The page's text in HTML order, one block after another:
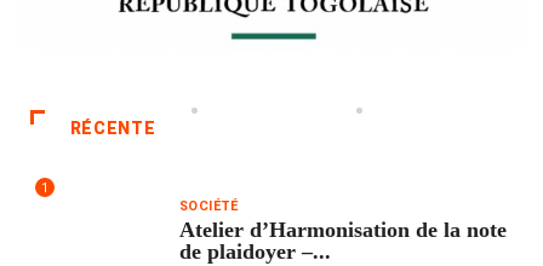
RÉCENTE
1
SOCIÉTÉ
Atelier d’Harmonisation de la note
de plaidoyer –...